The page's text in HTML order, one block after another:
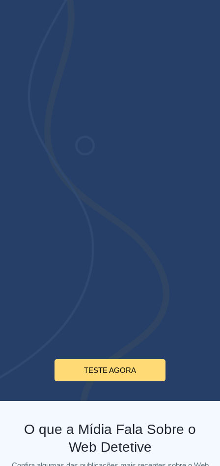
TESTE AGORA
O que a Mídia Fala Sobre o
Web Detetive